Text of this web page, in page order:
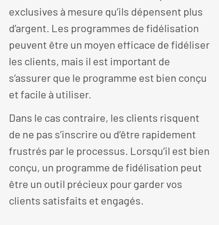
exclusives à mesure qu’ils dépensent plus
d’argent. Les programmes de fidélisation
peuvent être un moyen efficace de fidéliser
les clients, mais il est important de
s’assurer que le programme est bien conçu
et facile à utiliser.
Dans le cas contraire, les clients risquent
de ne pas s’inscrire ou d’être rapidement
frustrés par le processus. Lorsqu’il est bien
conçu, un programme de fidélisation peut
être un outil précieux pour garder vos
clients satisfaits et engagés.